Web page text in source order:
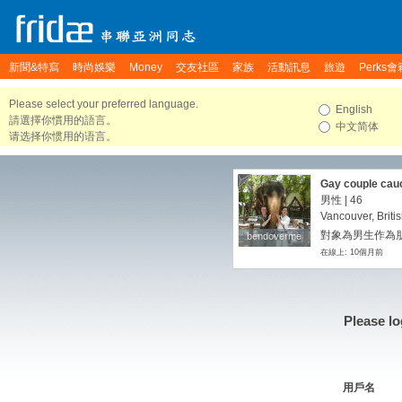
新聞&特寫 時尚娛樂 Money 交友社區 家族 活動訊息 旅遊 Perks會
Please select your preferred language.
請選擇你慣用的語言。
请选择你惯用的语言。
English
中文简体
bendoverme
bendoverme
Gay couple
,clean, hygien,
age for some
interest
男性 | 46
Vancouver,
對象為男生作為
在線上: 10個月前
Please
用戶名